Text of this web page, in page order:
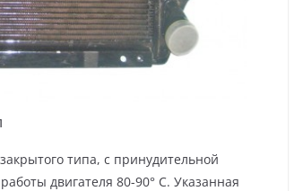
типа, с принудительной
двигателя 80-90° С. Указанная